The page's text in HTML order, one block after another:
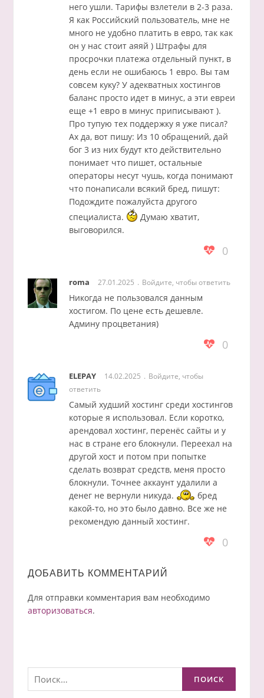
него ушли. Тарифы взлетели в 2-3 раза.
Я как Российский пользователь, мне не
много не удобно платить в евро, так как
он у нас стоит аяяй ) Штрафы для
просрочки платежа отдельный пункт, в
день если не ошибаюсь 1 евро. Вы там
совсем куку? У адекватных хостингов
баланс просто идет в минус, а эти евреи
еще +1 евро в минус приписывают ).
Про тупую тех поддержку я уже писал?
Ах да, вот пишу: Из 10 обращений, дай
бог 3 из них будут кто действительно
понимает что пишет, остальные
операторы несут чушь, когда понимают
что понаписали всякий бред, пишут:
Подождите пожалуйста другого
специалиста.
Думаю хватит,
выговорился.
0
roma 27.01.2025 Войдите, чтобы ответить
Никогда не пользовался данным
хостигом. По цене есть дешевле.
Админу процветания)
0
ELEPAY 14.02.2025
Войдите, чтобы
ответить
Самый худший хостинг среди хостингов
которые я использовал. Если коротко,
арендовал хостинг, перенёс сайты и у
нас в стране его блокнули. Переехал на
другой хост и потом при попытке
сделать возврат средств, меня просто
блокнули. Точнее аккаунт удалили а
денег не вернули никуда.
бред
какой-то, но это было давно. Все же не
рекомендую данный хостинг.
0
ДОБАВИТЬ КОММЕНТАРИЙ
Для отправки комментария вам необходимо
авторизоваться.
Найти: